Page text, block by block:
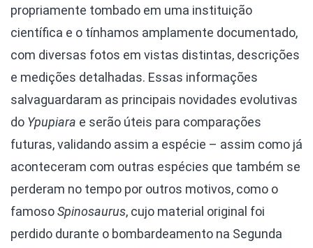
propriamente tombado em uma instituição
científica e o tínhamos amplamente documentado,
com diversas fotos em vistas distintas, descrições
e medições detalhadas. Essas informações
salvaguardaram as principais novidades evolutivas
do Ypupiara e serão úteis para comparações
futuras, validando assim a espécie – assim como já
aconteceram com outras espécies que também se
perderam no tempo por outros motivos, como o
famosoSpinosaurus, cujo material original foi
perdido durante o bombardeamento na Segunda